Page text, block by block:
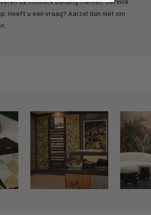
Heeft u een vraag? Aarzel dan niet om